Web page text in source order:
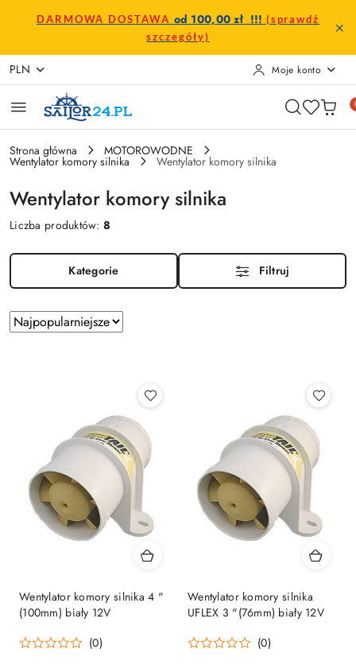
Przejdź do treści głównej
Przejdź do wyszukiwarki
Przejdź do moje konto
Przejdź do menu głównego
Przejdź do stopki
DARMOWA DOSTAWA od 100,00 zł !!! (sprawdź
szczegóły)
PLN Moje konto
Strona główna MOTOROWODNE
Wentylator komory silnika Wentylator komory silnika
Wentylator komory silnika
Liczba produktów:8
Kategorie Filtruj
Zastosowano
sortowanie:
Sortuj
według
Wentylator komory silnika 4 "
(100mm) biały 12V
(0)
Wentylator komory silnika
UFLEX 3 "(76mm) biały 12V
(0)